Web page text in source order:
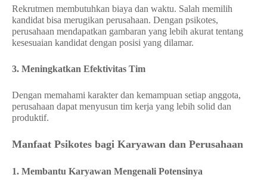
Rekrutmen membutuhkan biaya dan waktu. Salah memilih
kandidat bisa merugikan perusahaan. Dengan psikotes,
perusahaan mendapatkan gambaran yang lebih akurat tentang
kesesuaian kandidat dengan posisi yang dilamar.
3. Meningkatkan Efektivitas Tim
Dengan memahami karakter dan kemampuan setiap anggota,
perusahaan dapat menyusun tim kerja yang lebih solid dan
produktif.
Manfaat Psikotes bagi Karyawan dan Perusahaan
1. Membantu Karyawan Mengenali Potensinya